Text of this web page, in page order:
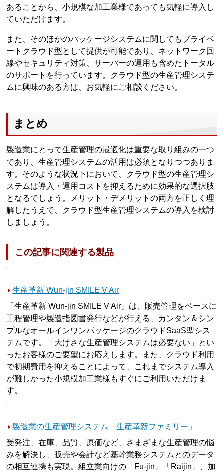
あることから、小規模な加工業様であっても気軽に導入し
ていただけます。
また、そのほかのパッケージシステムに関してもプライベ
ートクラウド型として提供が可能であり、ネットワーク回
線やセキュリティ対策、サーバーの運用も含めたトータル
のサポートを行っています。クラウド型の生産管理システ
ムに興味のある方は、お気軽にご相談ください。
まとめ
製造業にとって生産管理の最適化は重要な取り組みの一つ
であり、生産管理システムの活用は必須となりつつありま
す。そのような状況下において、クラウド型の生産管理シ
ステムは導入・運用コストを抑えるために効果的な選択肢
となるでしょう。メリット・デメリットの両方を正しく理
解したうえで、クラウド型生産管理システムの導入を検討
しましょう。
この記事に関連する製品
生産革新 Wun-jin SMILE V Air
「生産革新 Wun-jin SMILE V Air」は、販売管理をベースに
工程管理や製造指図書発行などが行える、カンタン＆シン
プルなオールインワンパッケージのクラウドSaaS型シス
テムです。「大げさな生産管理システムは必要ない」とい
ったお客様のご要望にお応えします。また、クラウド利用
で初期費用を抑えることによって、これまでシステム導入
が難しかった小規模加工業様もすぐにご利用いただけま
す。
製造業の生産管理システム「生産革新ファミリー」
受発注、在庫、品質、原価など、さまざまな生産管理の悩
みを解決し、販売や会計など基幹業務システムとのデータ
の相互連携も実現。組立業向けの「Fu-jin」「Raijin」、加